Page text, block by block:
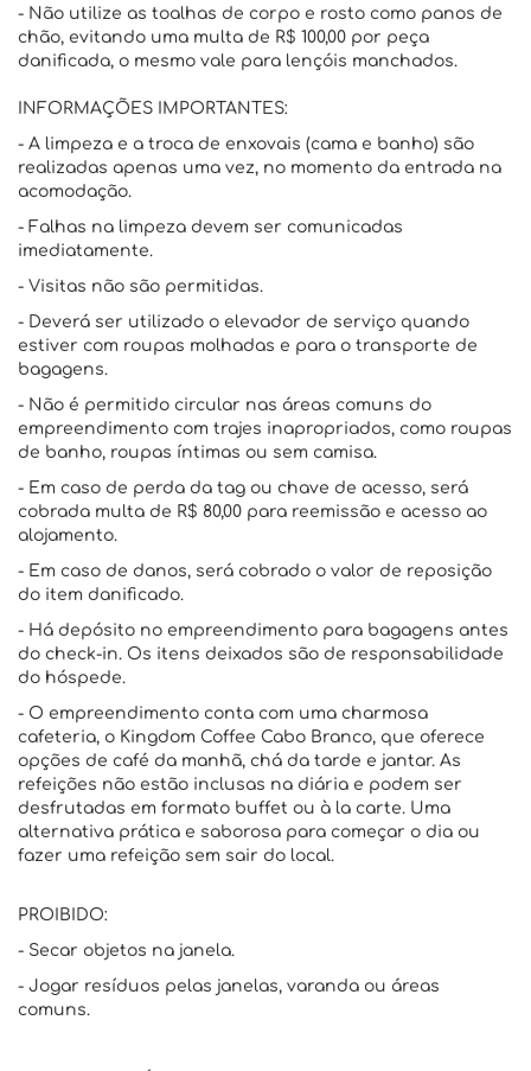
- Não utilize as toalhas de corpo e rosto como panos de
chão, evitando uma multa de R$ 100,00 por peça
danificada, o mesmo vale para lençóis manchados.
INFORMAÇÕES IMPORTANTES:
- A limpeza e a troca de enxovais (cama e banho) são
realizadas apenas uma vez, no momento da entrada na
acomodação.
- Falhas na limpeza devem ser comunicadas
imediatamente.
- Visitas não são permitidas.
- Deverá ser utilizado o elevador de serviço quando
estiver com roupas molhadas e para o transporte de
bagagens.
- Não é permitido circular nas áreas comuns do
empreendimento com trajes inapropriados, como roupas
de banho, roupas íntimas ou sem camisa.
- Em caso de perda da tag ou chave de acesso, será
cobrada multa de R$ 80,00 para reemissão e acesso ao
alojamento.
- Em caso de danos, será cobrado o valor de reposição
do item danificado.
- Há depósito no empreendimento para bagagens antes
do check-in. Os itens deixados são de responsabilidade
do hóspede.
- O empreendimento conta com uma charmosa
cafeteria, o Kingdom Coffee Cabo Branco, que oferece
opções de café da manhã, chá da tarde e jantar. As
refeições não estão inclusas na diária e podem ser
desfrutadas em formato buffet ou à la carte. Uma
alternativa prática e saborosa para começar o dia ou
fazer uma refeição sem sair do local.
PROIBIDO:
- Secar objetos na janela.
- Jogar resíduos pelas janelas, varanda ou áreas
comuns.